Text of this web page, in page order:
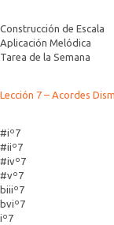
Construcción de Escala
Aplicación Melódica
Tarea de la Semana
Lección 7 – Acordes
#iº7
#iiº7
#ivº7
#vº7
biiiº7
bviº7
iº7